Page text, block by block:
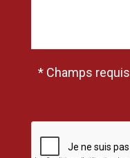
* Champs requis